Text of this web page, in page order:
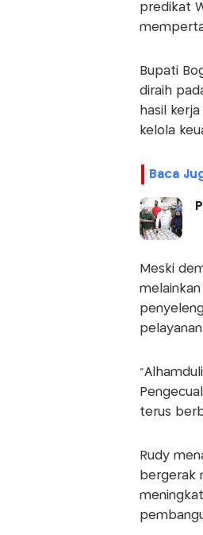
predikat
Bupati
diraih
hasil
kelola
Baca
Meski
terus
Rudy
bergerak